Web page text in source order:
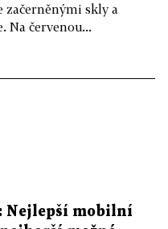
skly a
Na červenou...
Nejlepší mobilní